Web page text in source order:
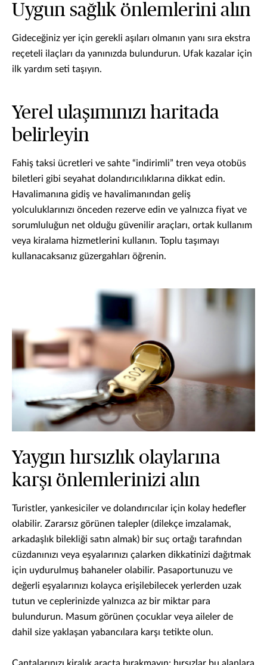
Uygun sağlık önlemlerini alın
Gideceğiniz yer için gerekli aşıları olmanın yanı sıra ekstra
reçeteli ilaçları da yanınızda bulundurun. Ufak kazalar için
ilk yardım seti taşıyın.
Yerel ulaşımınızı haritada
belirleyin
Fahiş taksi ücretleri ve sahte “indirimli” tren veya otobüs
biletleri gibi seyahat dolandırıcılıklarına dikkat edin.
Havalimanına gidiş ve havalimanından geliş
yolculuklarınızı önceden rezerve edin ve yalnızca fiyat ve
sorumluluğun net olduğu güvenilir araçları, ortak kullanım
veya kiralama hizmetlerini kullanın. Toplu taşımayı
kullanacaksanız güzergahları öğrenin.
Yaygın hırsızlık olaylarına
karşı önlemlerinizi alın
Turistler, yankesiciler ve dolandırıcılar için kolay hedefler
olabilir. Zararsız görünen talepler (dilekçe imzalamak,
arkadaşlık bilekliği satın almak) bir suç ortağı tarafından
cüzdanınızı veya eşyalarınızı çalarken dikkatinizi dağıtmak
için uydurulmuş bahaneler olabilir. Pasaportunuzu ve
değerli eşyalarınızı kolayca erişilebilecek yerlerden uzak
tutun ve ceplerinizde yalnızca az bir miktar para
bulundurun. Masum görünen çocuklar veya aileler de
dahil size yaklaşan yabancılara karşı tetikte olun.